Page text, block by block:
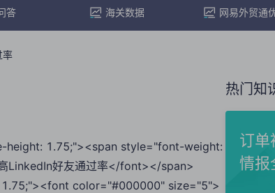
答 海关数据 网易外贸通
率
1.75;"><span style="font-weight:
LinkedIn好友通过率</font></span>
color="#000000" size="5">
热门知
订单
情报